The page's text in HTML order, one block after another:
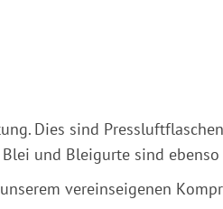
Dies sind
und Bleigurte sind
vereinseigenen